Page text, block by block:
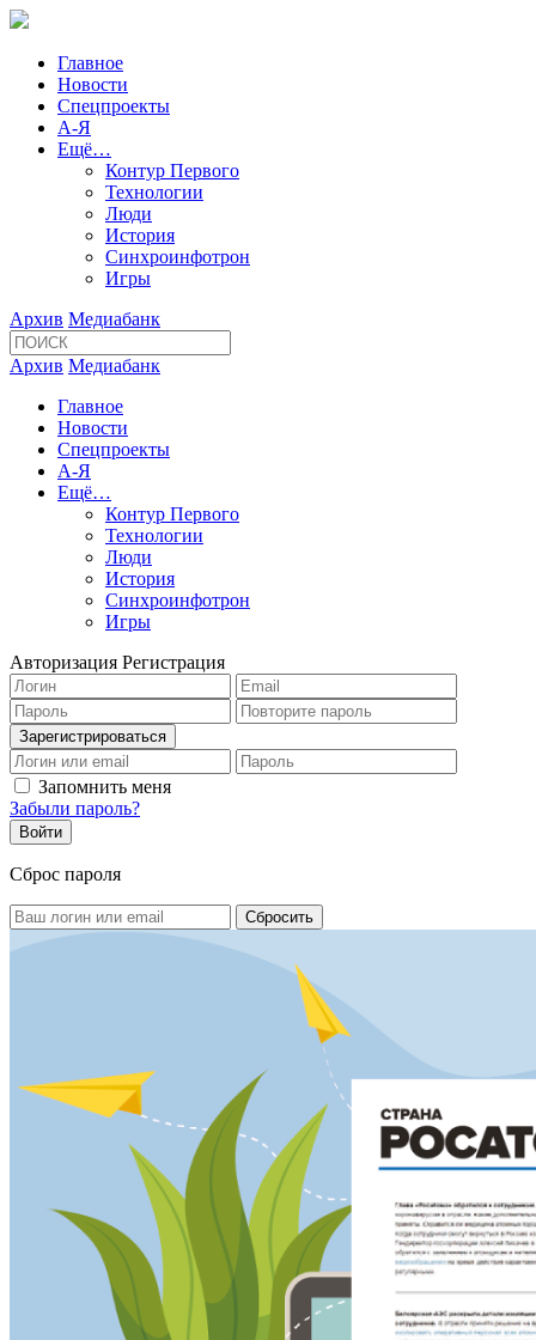
Главное
Новости
Спецпроекты
А-Я
Ещё…
Контур Первого
Технологии
Люди
История
Синхроинфотрон
Игры
Архив Медиабанк
Архив Медиабанк
Главное
Новости
Спецпроекты
А-Я
Ещё…
Контур Первого
Технологии
Люди
История
Синхроинфотрон
Игры
Авторизация Регистрация
Запомнить меня
Забыли пароль?
Сброс пароля